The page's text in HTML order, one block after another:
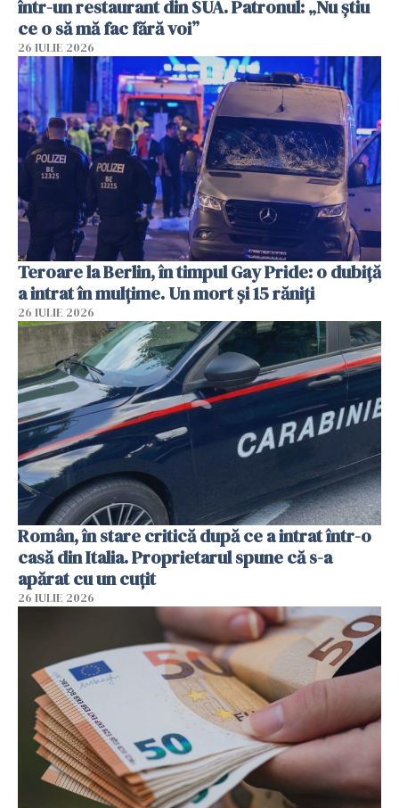
într-un restaurant din SUA. Patronul: „Nu știu
ce o să mă fac fără voi”
26 IULIE 2026
Teroare la Berlin, în timpul Gay Pride: o dubiță
a intrat în mulțime. Un mort și 15 răniți
26 IULIE 2026
Român, în stare critică după ce a intrat într-o
casă din Italia. Proprietarul spune că s-a
apărat cu un cuțit
26 IULIE 2026